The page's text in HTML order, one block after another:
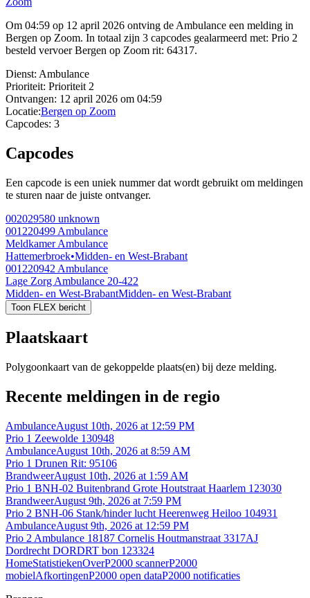
Om 04:59 op 12 april 2026 ontving de Ambulance een melding in
Bergen op Zoom. In totaal zijn 3 capcodes gealarmeerd met: Prio 2
besteld vervoer Bergen op Zoom rit: 64317.
Dienst: Ambulance
Prioriteit: Prioriteit 2
Ontvangen: 12 april 2026 om 04:59
Locatie:Bergen op Zoom
Capcodes: 3
Capcodes
Een capcode is een uniek nummer dat wordt gebruikt om meldingen
te sturen naar de juiste ontvanger.
002029580 unknown
001220499 Ambulance
Meldkamer Ambulance
Hattemerbroek•Midden- en West-Brabant
001220942 Ambulance
Lage Zorg Ambulance 20-422
Midden- en West-BrabantMidden- en West-Brabant
Toon FLEX bericht
Plaatskaart
Polygoonkaart van de gekoppelde plaats(en) bij deze melding.
Recente meldingen in de regio
AmbulanceAugust 10th, 2026 at 12:59 PM
Prio 1 Zeewolde 130948
AmbulanceAugust 10th, 2026 at 8:59 AM
Prio 1 Drunen Rit: 95106
BrandweerAugust 10th, 2026 at 1:59 AM
Prio 1 BNH-02 Buitenbrand Grote Houtstraat Haarlem 123030
BrandweerAugust 9th, 2026 at 7:59 PM
Prio 2 BNH-06 Stank/hinder lucht Heerenweg Heiloo 104931
AmbulanceAugust 9th, 2026 at 12:59 PM
Prio 2 Ambulance 18187 Cornelis Houtmanstraat 3317AJ
Dordrecht DORDRT bon 123324
HomeStatistiekenOverP2000 scannerP2000
mobielAfkortingenP2000 open dataP2000 notificaties